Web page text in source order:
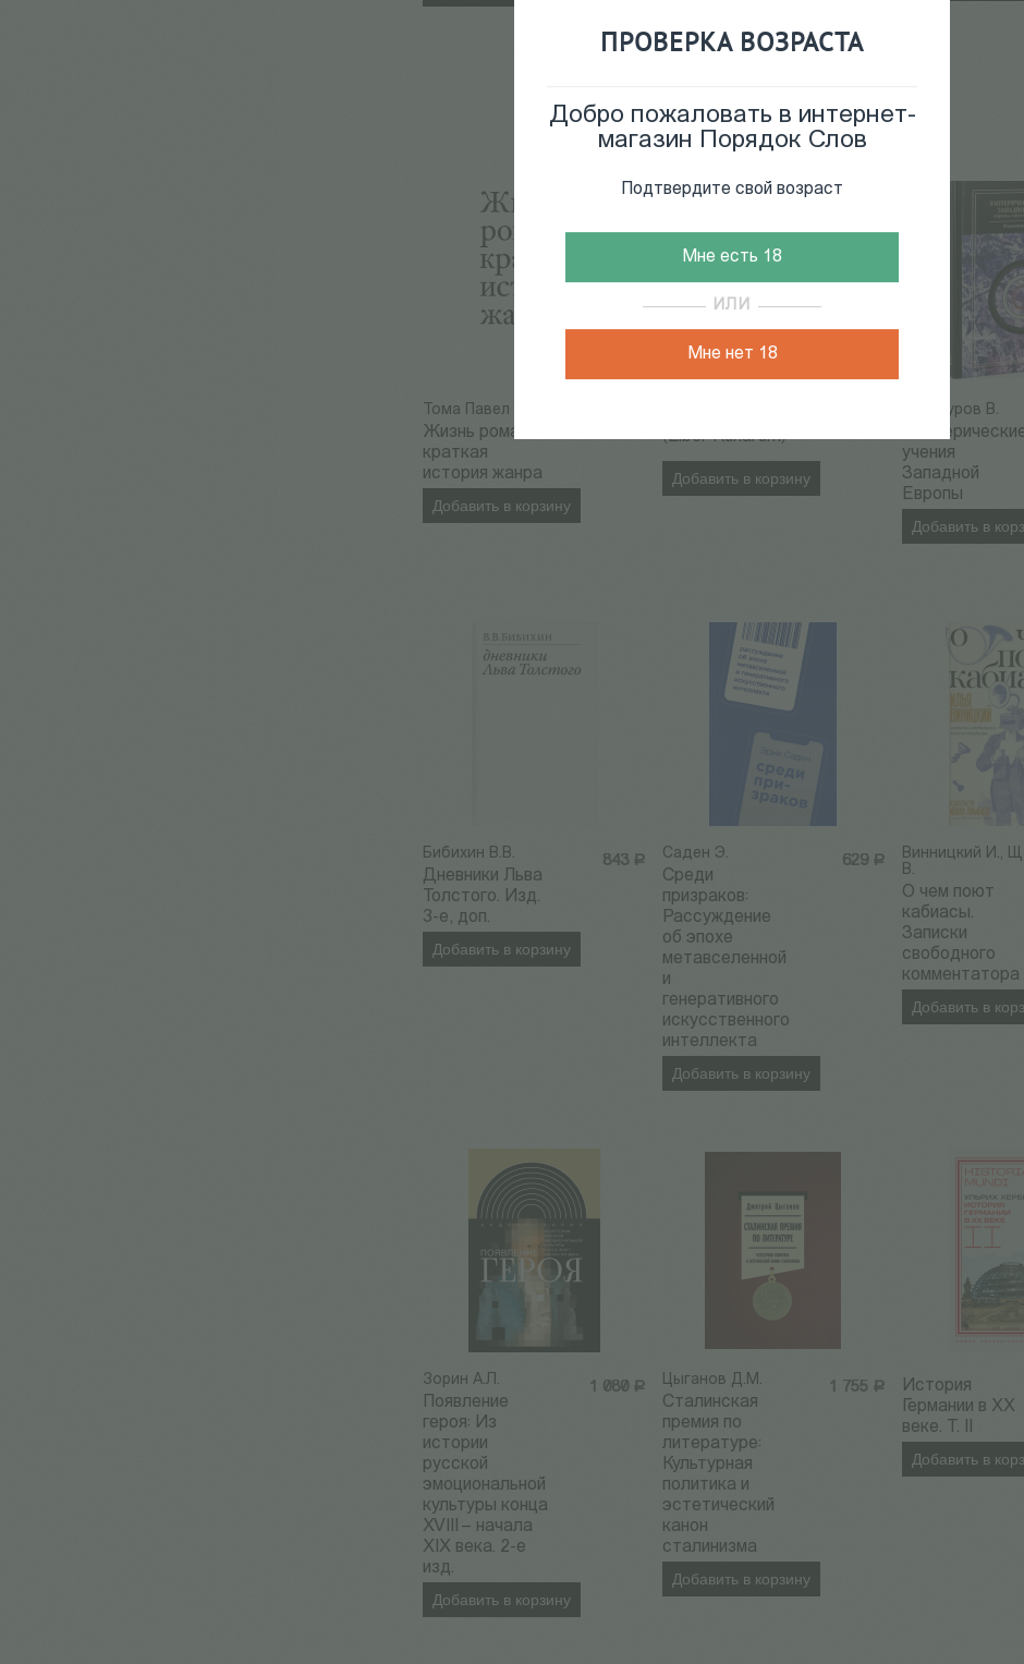
ПРОВЕРКА ВОЗРАСТА
Добро пожаловать в интернет-
магазин Порядок Слов
Подтвердите свой возраст
Мне есть 18
ИЛИ
Мне нет 18
Тома Павел
Жизнь романа:
краткая
история жанра
Добавить в корзину
(Liber Runarum)
Добавить в корзину
Винокуров В.
учения
Западной
Европы
Добавить в
843 Р
Бибихин В.В.
Дневники Льва
Толстого. Изд.
3-е, доп.
Добавить в корзину
629 Р
Саден Э.
Среди
призраков:
Рассуждение
об эпохе
метавселенной
и
генеративного
искусственного
интеллекта
Добавить в корзину
Винницкий И.,
В.
О чем поют
кабиасы.
Записки
свободного
комментатора
Добавить в
1 080 Р
Зорин А.Л.
Появление
героя: Из
истории
русской
эмоциональной
культуры конца
XVIII – начала
XIX века. 2-е
изд.
Добавить в корзину
1 755 Р
Цыганов Д.М.
Сталинская
премия по
литературе:
Культурная
политика и
эстетический
канон
сталинизма
Добавить в корзину
История
Германии в ХХ
веке. Т. II
Добавить в